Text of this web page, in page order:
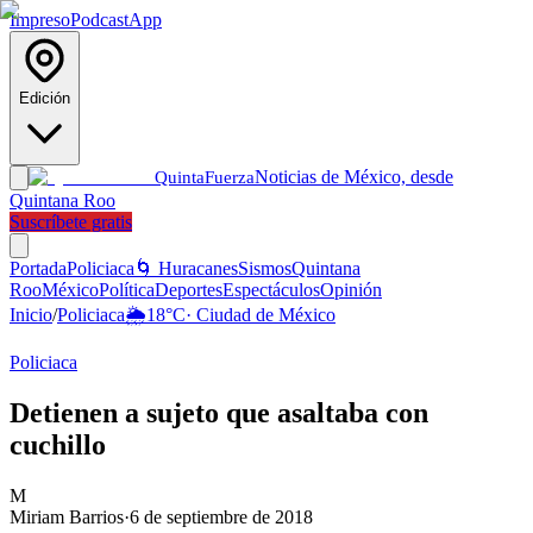
ImpresoPodcastApp
Edición
QuintaFuerzaNoticias de México, desde
Quintana Roo
Suscríbete gratis
PortadaPoliciaca 🌀 HuracanesSismosQuintana
RooMéxicoPolíticaDeportesEspectáculosOpinión
Inicio/Policiaca🌦️18°C· Ciudad de México
Policiaca
Detienen a sujeto que asaltaba con
cuchillo
M
Miriam Barrios·6 de septiembre de 2018